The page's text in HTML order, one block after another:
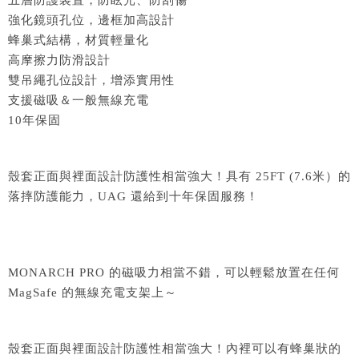
強化鏡頭孔位，邊框加高設計
蜂巢式結構，材質輕量化
高摩擦力防滑設計
雙吊繩孔位設計，增添實用性
支援磁吸＆一般無線充電
10年保固
殼套正面與裡面設計防護性相當強大！具有 25FT (7.6米）的
落摔防護能力，UAG 還給到十年保固服務！
MONARCH PRO 的磁吸力相當不錯，可以輕鬆放置在任何
MagSafe 的無線充電支架上～
殼套正面與裡面設計防護性相當強大！內裡可以有蜂巢狀的